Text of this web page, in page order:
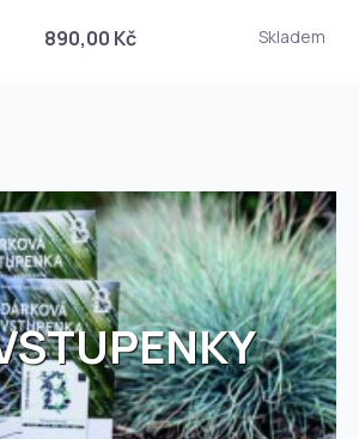
890,00 Kč Skladem